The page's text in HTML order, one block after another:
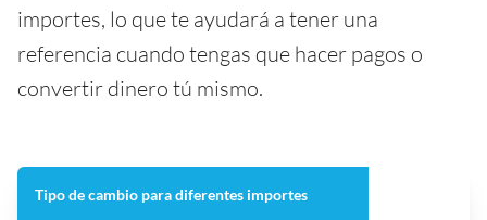
importes, lo que te ayudará a tener una
referencia cuando tengas que hacer pagos o
convertir dinero tú mismo.
Tipo de cambio para diferentes importes